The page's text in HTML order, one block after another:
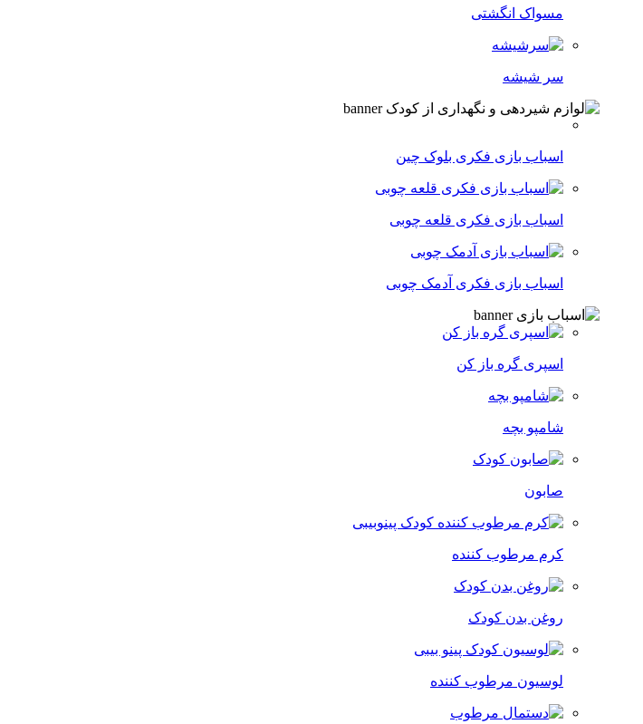
مسواک انگشتی
سر شیشه
اسباب بازی فکری بلوک چین
اسباب بازی فکری قلعه چوبی
اسباب بازی فکری آدمک چوبی
اسپری گره باز کن
شامپو بچه
صابون
کرم مرطوب کننده
روغن بدن کودک
لوسیون مرطوب کننده